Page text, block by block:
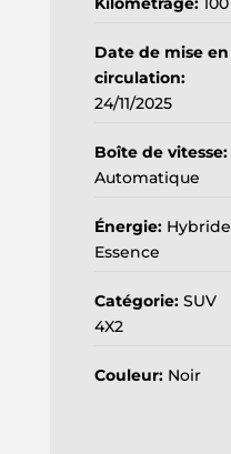
Date de mise en
circulation:
24/11/2025
Boîte de vitesse:
Automatique
Énergie:Hybride
Essence
Catégorie:SUV
4X2
Couleur:Noir